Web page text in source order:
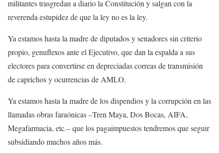
militantes trasgredan a diario la Constitución y salgan con la
reverenda estupidez de que la ley no es la ley.
Ya estamos hasta la madre de diputados y senadores sin criterio
propio, genuflexos ante el Ejecutivo, que dan la espalda a sus
electores para convertirse en depreciadas correas de transmisión
de caprichos y ocurrencias de AMLO.
Ya estamos hasta la madre de los dispendios y la corrupción en las
llamadas obras faraónicas –Tren Maya, Dos Bocas, AIFA,
Megafarmacia, etc.– que los pagaimpuestos tendremos que seguir
subsidiando muchos años más.